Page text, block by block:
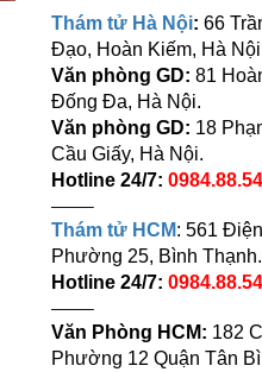
Thám tử Hà Nội: 66
Đạo, Hoàn Kiếm, Hà
Văn phòng GD: 81
Đống Đa, Hà Nội.
Văn phòng GD: 18
Cầu Giấy, Hà Nội.
Hotline 24/7:
——–
Thám tử HCM: 561
Phường 25, Bình Thạnh.
Hotline 24/7:
——–
Văn Phòng HCM: 182
Phường 12 Quận Tân